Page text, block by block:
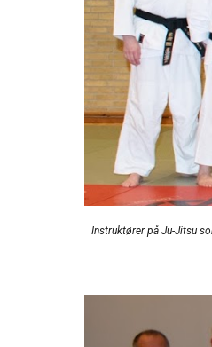
Instruktører på Ju-Jitsu